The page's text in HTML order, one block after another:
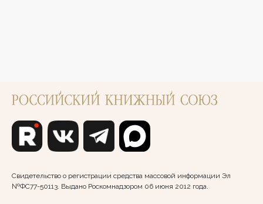
Свидетельство о регистрации средства массовой информации Эл
№ФС77-50113. Выдано Роскомнадзором 06 июня 2012 года.